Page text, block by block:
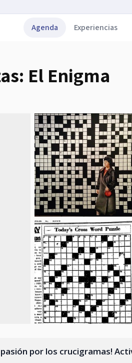
Agenda Experiencias
El Enigma
por los crucigramas!